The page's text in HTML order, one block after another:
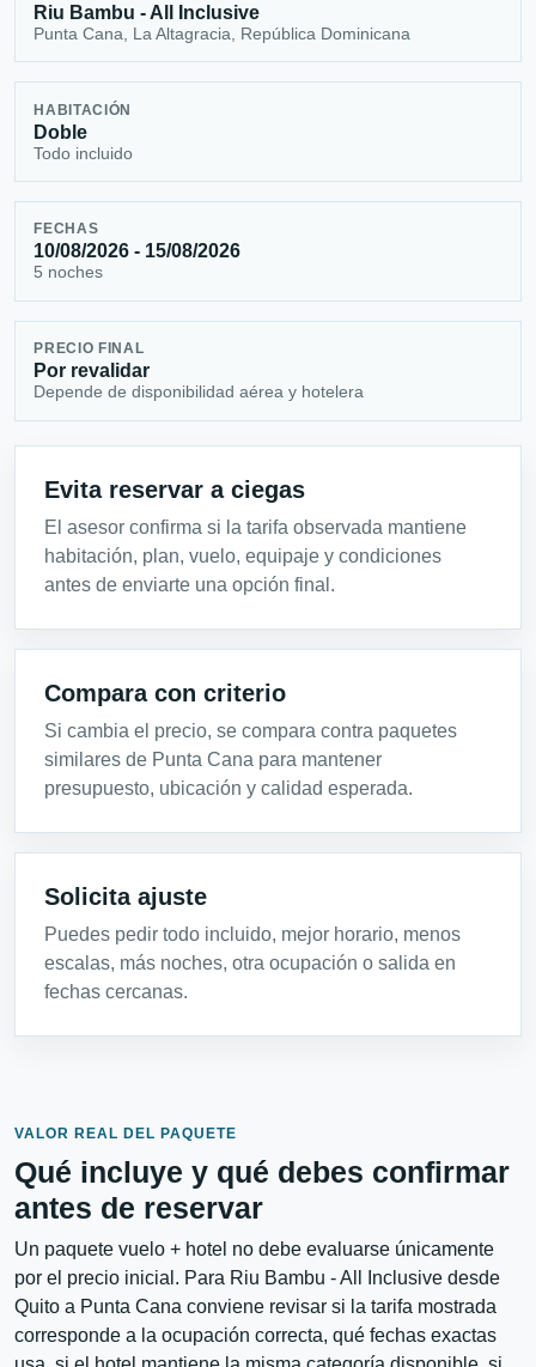
Riu Bambu - All Inclusive
Punta Cana, La Altagracia, República Dominicana
HABITACIÓN
Doble
Todo incluido
FECHAS
10/08/2026 - 15/08/2026
5 noches
PRECIO FINAL
Por revalidar
Depende de disponibilidad aérea y hotelera
Evita reservar a ciegas
El asesor confirma si la tarifa observada mantiene
habitación, plan, vuelo, equipaje y condiciones
antes de enviarte una opción final.
Compara con criterio
Si cambia el precio, se compara contra paquetes
similares de Punta Cana para mantener
presupuesto, ubicación y calidad esperada.
Solicita ajuste
Puedes pedir todo incluido, mejor horario, menos
escalas, más noches, otra ocupación o salida en
fechas cercanas.
VALOR REAL DEL PAQUETE
Qué incluye y qué debes confirmar
antes de reservar
Un paquete vuelo + hotel no debe evaluarse únicamente
por el precio inicial. Para Riu Bambu - All Inclusive desde
Quito a Punta Cana conviene revisar si la tarifa mostrada
corresponde a la ocupación correcta, qué fechas exactas